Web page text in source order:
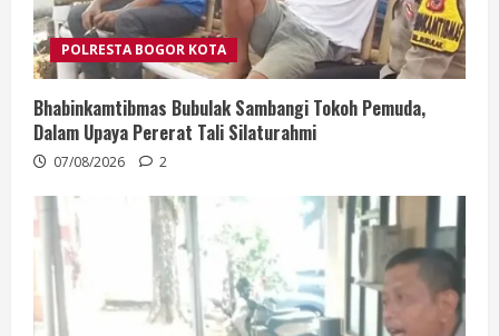
POLRESTA BOGOR KOTA
Bhabinkamtibmas Bubulak Sambangi Tokoh Pemuda,
Dalam Upaya Pererat Tali Silaturahmi
07/08/2026 2